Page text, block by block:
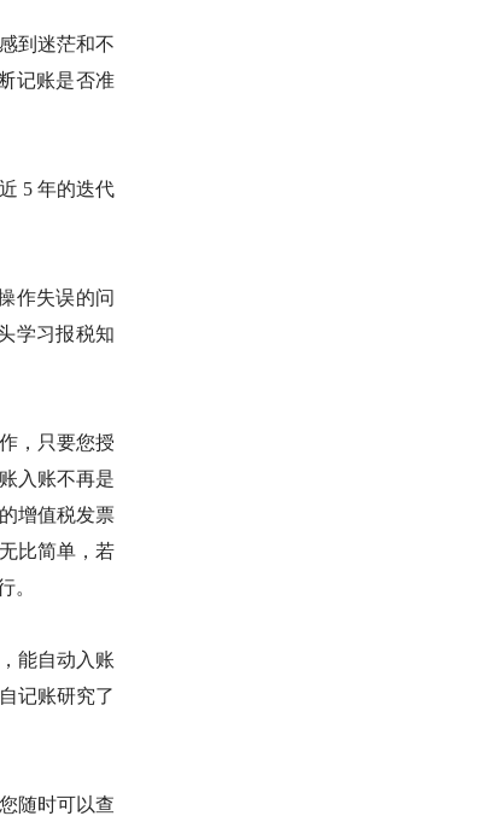
到迷茫和不
记账是否准
5 年的迭代
作失误的问
学习报税知
，只要您授
入账不再是
增值税发票
比简单，若
。
能自动入账
记账研究了
随时可以查